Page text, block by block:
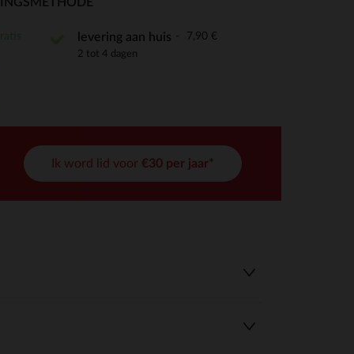
aan te passen en te beheren, en zorgt ervoor dat aan
levering aan huis 7,90 €
2 tot 4 dagen
Ik word lid voor €30 per jaar*